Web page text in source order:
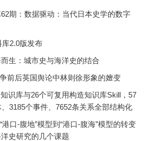
62期：数据驱动：当代日本史学的数字
2.0版发布
生：城市史与海洋史的结合
前后英国舆论中林则徐形象的嬗变
识库与26个可复用构造知识库Skill，57
3185个事件、7652条关系全部结构化
港口-腹地”模型到“港口-腹海”模型的转变
史研究的几个课题